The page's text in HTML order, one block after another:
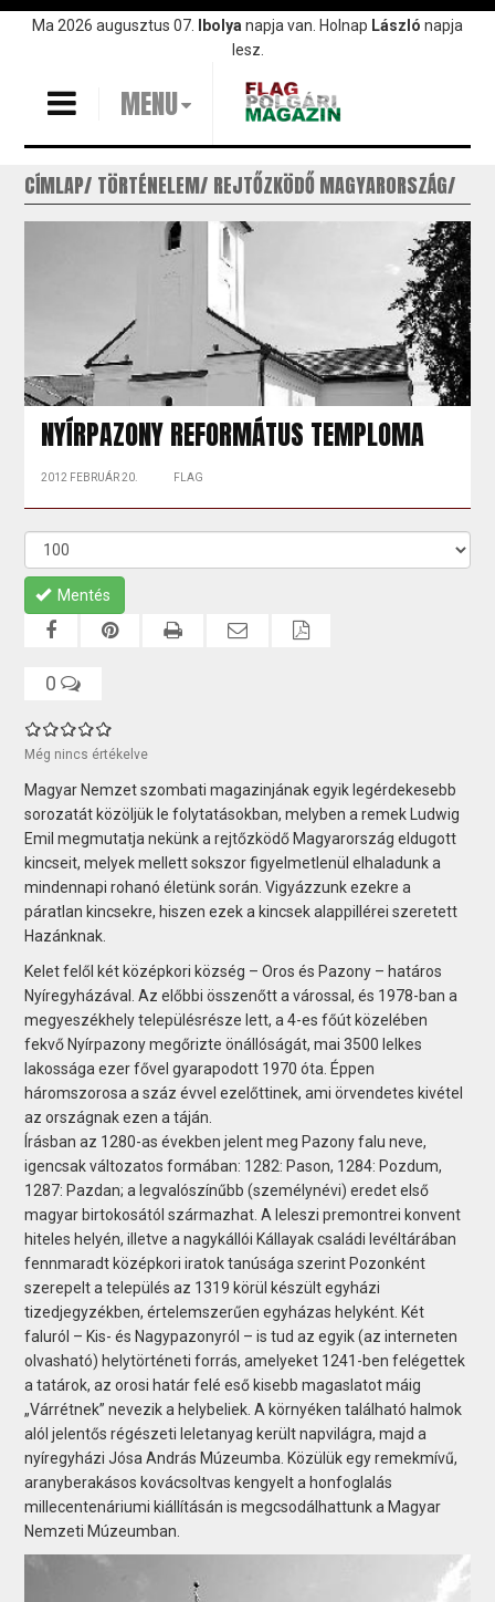
UgrásMa 2026 augusztus 07. Ibolya napja van. Holnap László napja
lesz.
MENU
CÍMLAP TÖRTÉNELEM REJTŐZKÖDŐ MAGYARORSZÁG
NYÍRPAZONY REFORMÁTUS TEMPLOMA
2012 FEBRUÁR 20. FLAG
Mentés
0
Még nincs értékelve
Magyar Nemzet szombati magazinjának egyik legérdekesebb
sorozatát közöljük le folytatásokban, melyben a remek Ludwig
Emil megmutatja nekünk a rejtőzködő Magyarország eldugott
kincseit, melyek mellett sokszor figyelmetlenül elhaladunk a
mindennapi rohanó életünk során. Vigyázzunk ezekre a
páratlan kincsekre, hiszen ezek a kincsek alappillérei szeretett
Hazánknak.
Kelet felől két középkori község – Oros és Pazony – határos
Nyíregyházával. Az előbbi összenőtt a várossal, és 1978-ban a
megyeszékhely településrésze lett, a 4-es főút közelében
fekvő Nyírpazony megőrizte önállóságát, mai 3500 lelkes
lakossága ezer fővel gyarapodott 1970 óta. Éppen
háromszorosa a száz évvel ezelőttinek, ami örvendetes kivétel
az országnak ezen a táján.
Írásban az 1280-as években jelent meg Pazony falu neve,
igencsak változatos formában: 1282: Pason, 1284: Pozdum,
1287: Pazdan; a legvalószínűbb (személynévi) eredet első
magyar birtokosától származhat. A leleszi premontrei konvent
hiteles helyén, illetve a nagykállói Kállayak családi levéltárában
fennmaradt középkori iratok tanúsága szerint Pozonként
szerepelt a település az 1319 körül készült egyházi
tizedjegyzékben, értelemszerűen egyházas helyként. Két
faluról – Kis- és Nagypazonyról – is tud az egyik (az interneten
olvasható) helytörténeti forrás, amelyeket 1241-ben felégettek
a tatárok, az orosi határ felé eső kisebb magaslatot máig
„Várrétnek” nevezik a helybeliek. A környéken található halmok
alól jelentős régészeti leletanyag került napvilágra, majd a
nyíregyházi Jósa András Múzeumba. Közülük egy remekmívű,
aranyberakásos kovácsoltvas kengyelt a honfoglalás
millecentenáriumi kiállításán is megcsodálhattunk a Magyar
Nemzeti Múzeumban.